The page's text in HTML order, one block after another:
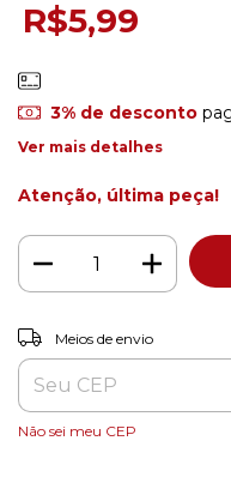
R$5,99
3% de desconto
Ver mais detalhes
Atenção, última peça!
Entregas para o CEP:
Meios de envio
Não sei meu CEP